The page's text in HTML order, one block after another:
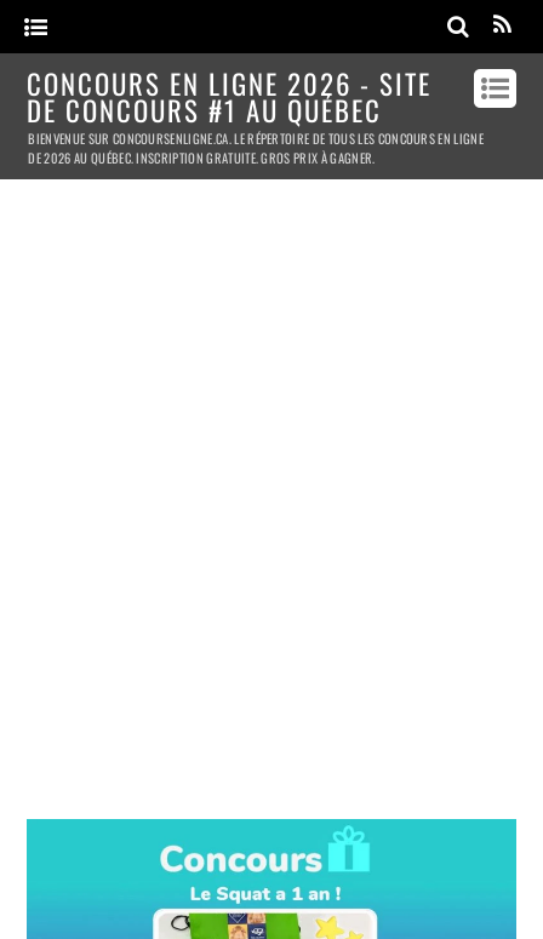
CONCOURS EN LIGNE 2026 - SITE
DE CONCOURS #1 AU QUÉBEC
BIENVENUE SUR CONCOURSENLIGNE.CA. LE RÉPERTOIRE DE TOUS LES CONCOURS EN LIGNE
DE 2026 AU QUÉBEC. INSCRIPTION GRATUITE. GROS PRIX À GAGNER.